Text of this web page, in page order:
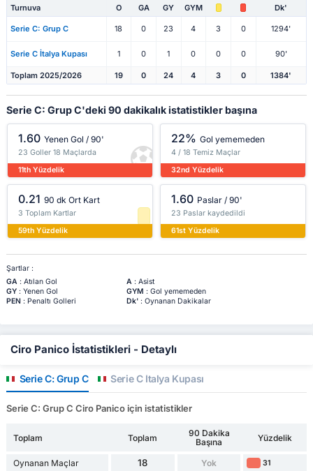
Turnuva O GA GY GYM Dk'
Serie C: Grup C 18 0 23 4 3 0 1294'
Serie C İtalya Kupası 1 0 1 0 0 0 90'
Toplam 2025/2026 19 0 24 4 3 0 1384'
Serie C: Grup C'deki 90 dakikalık istatistikler başına
1.60 Yenen Gol / 90'
23 Goller 18 Maçlarda
11th Yüzdelik
22% Gol yememeden
4 / 18 Temiz Maçlar
32nd Yüzdelik
0.21 90 dk Ort Kart
3 Toplam Kartlar
59th Yüzdelik
1.60 Paslar / 90'
23 Paslar kaydedildi
61st Yüzdelik
Şartlar :
GA: Atılan Gol A: Asist
GY: Yenen Gol GYM : Gol yememeden
PEN : Penaltı Golleri Dk': Oynanan Dakikalar
Ciro Panico İstatistikleri - Detaylı
Serie C: Grup C Serie C İtalya Kupası
Serie C: Grup C Ciro Panico için istatistikler
Toplam Toplam
90 Dakika
Başına
Yüzdelik
Oynanan Maçlar 18 Yok 31